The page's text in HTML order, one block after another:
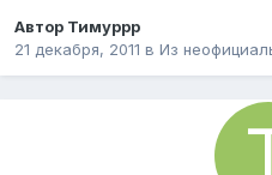
Автор Тимуррр
21 декабря, 2011 в Из